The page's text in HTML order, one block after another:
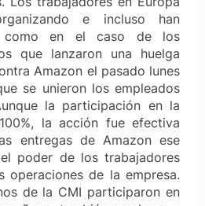
e incluso han
como en el caso de los
que lanzaron una huelga
Amazon el pasado lunes
se unieron los empleados
la participación en la
la acción fue efectiva
entregas de Amazon ese
poder de los trabajadores
operaciones de la empresa.
de la CMI participaron en